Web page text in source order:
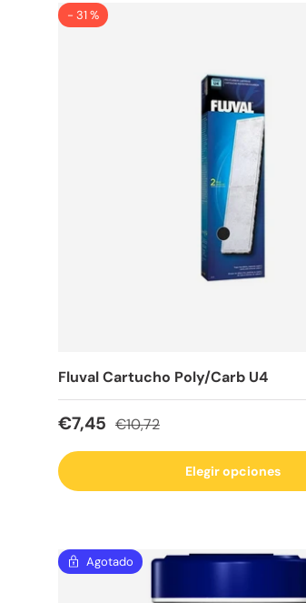
- 31 %
Fluval Cartucho Poly/Carb U4
Precio de venta
€7,45 Precio normal
€10,72
Elegir opciones
Agotado